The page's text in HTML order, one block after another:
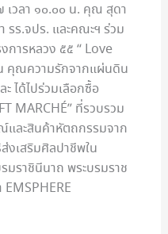
เวลา ๑๐.๐๐ น. คุณ สุดา
รร.จปร. และคณะฯ ร่วม
การหลวง ๕๕ “ Love
คุณความรักจากแผ่นดิน
ได้ไปร่วมเลือกซื้อ
MARCHÉ” ที่รวบรวม
ละสินค้าหัตถกรรมจาก
งเสริมศิลปาชีพใน
มราชินีนาถ พระบรมราช